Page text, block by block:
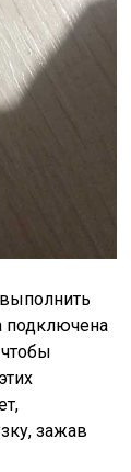
подключена
зажав